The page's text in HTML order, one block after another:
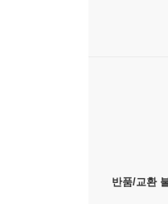
반품/교환